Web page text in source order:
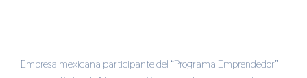
Empresa mexicana participante del “Programa Emprendedor”